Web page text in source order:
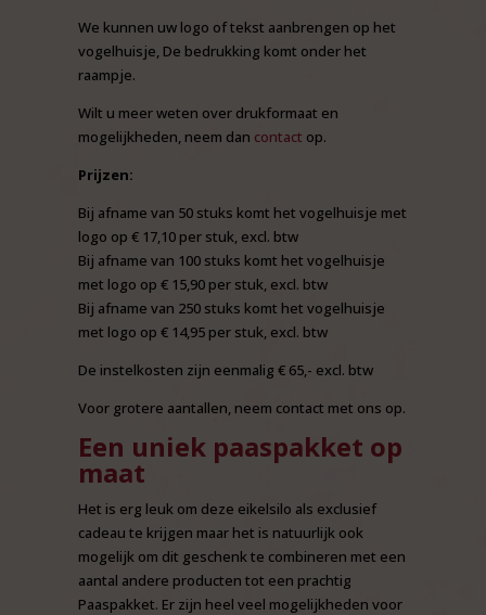
We kunnen uw logo of tekst aanbrengen op het
vogelhuisje, De bedrukking komt onder het
raampje.
Wilt u meer weten over drukformaat en
mogelijkheden, neem dan contact op.
Prijzen:
Bij afname van 50 stuks komt het vogelhuisje met
logo op € 17,10 per stuk, excl. btw
Bij afname van 100 stuks komt het vogelhuisje
met logo op € 15,90 per stuk, excl. btw
Bij afname van 250 stuks komt het vogelhuisje
met logo op € 14,95 per stuk, excl. btw
De instelkosten zijn eenmalig € 65,- excl. btw
Voor grotere aantallen, neem contact met ons op.
Een uniek paaspakket op
maat
Het is erg leuk om deze eikelsilo als exclusief
cadeau te krijgen maar het is natuurlijk ook
mogelijk om dit geschenk te combineren met een
aantal andere producten tot een prachtig
Paaspakket. Er zijn heel veel mogelijkheden voor